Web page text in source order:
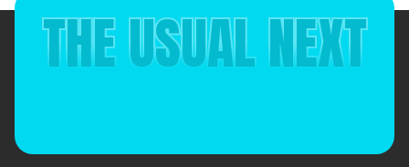
THE USUAL NEXT